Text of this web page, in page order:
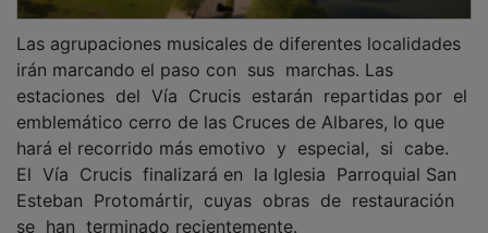
Las agrupaciones musicales de diferentes localidades
irán marcando el paso con sus marchas. Las
estaciones del Vía Crucis estarán repartidas por el
emblemático cerro de las Cruces de Albares, lo que
hará el recorrido más emotivo y especial, si cabe.
El Vía Crucis finalizará en la Iglesia Parroquial San
Esteban Protomártir, cuyas obras de restauración
se han terminado recientemente.